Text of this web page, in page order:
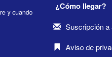
y cuando
¿Cómo llegar?
Suscripción
Aviso de